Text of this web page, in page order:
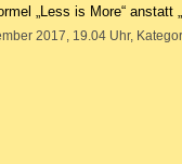
„Less is More“ anstatt
2017, 19.04 Uhr,